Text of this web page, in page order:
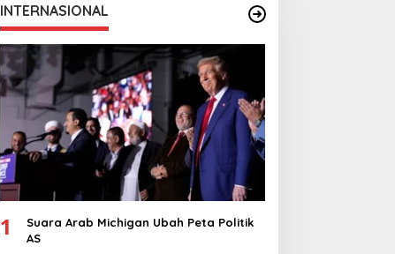
INTERNASIONAL
1
Suara Arab Michigan Ubah Peta Politik
AS